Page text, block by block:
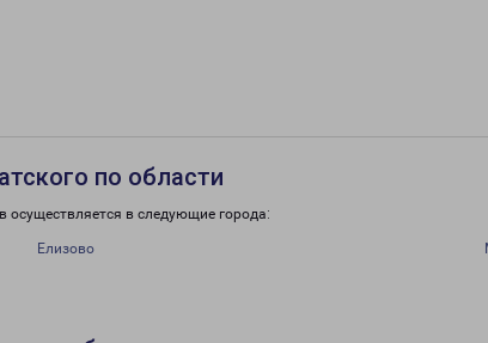
по области
осуществляется в следующие города:
Елизово